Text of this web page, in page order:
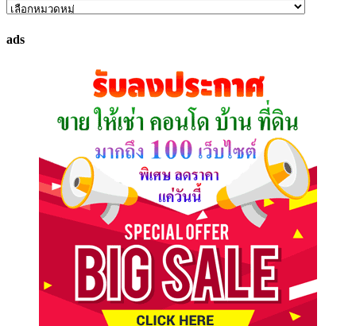
ค้นหา
ที่
ads